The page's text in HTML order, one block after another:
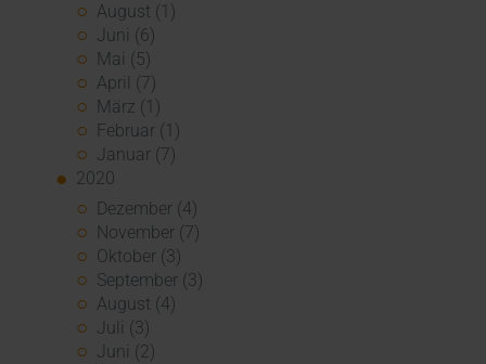
August (1)
Juni (6)
Mai (5)
April (7)
März (1)
Februar (1)
Januar (7)
2020
Dezember (4)
November (7)
Oktober (3)
September (3)
August (4)
Juli (3)
Juni (2)